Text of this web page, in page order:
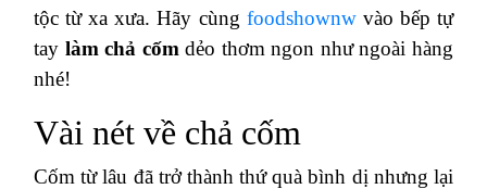
tộc từ xa xưa. Hãy cùng foodshownwvào bếp tự
tay làm chả cốm dẻo thơm ngon như ngoài hàng
nhé!
Vài nét về chả cốm
Cốm từ lâu đã trở thành thứ quà bình dị nhưng lại